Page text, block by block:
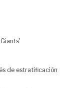
de estratificación